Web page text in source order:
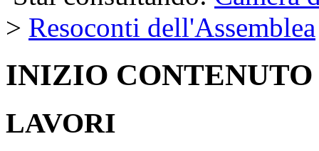
> Resoconti dell'Assemblea
INIZIO CONTENUTO
LAVORI